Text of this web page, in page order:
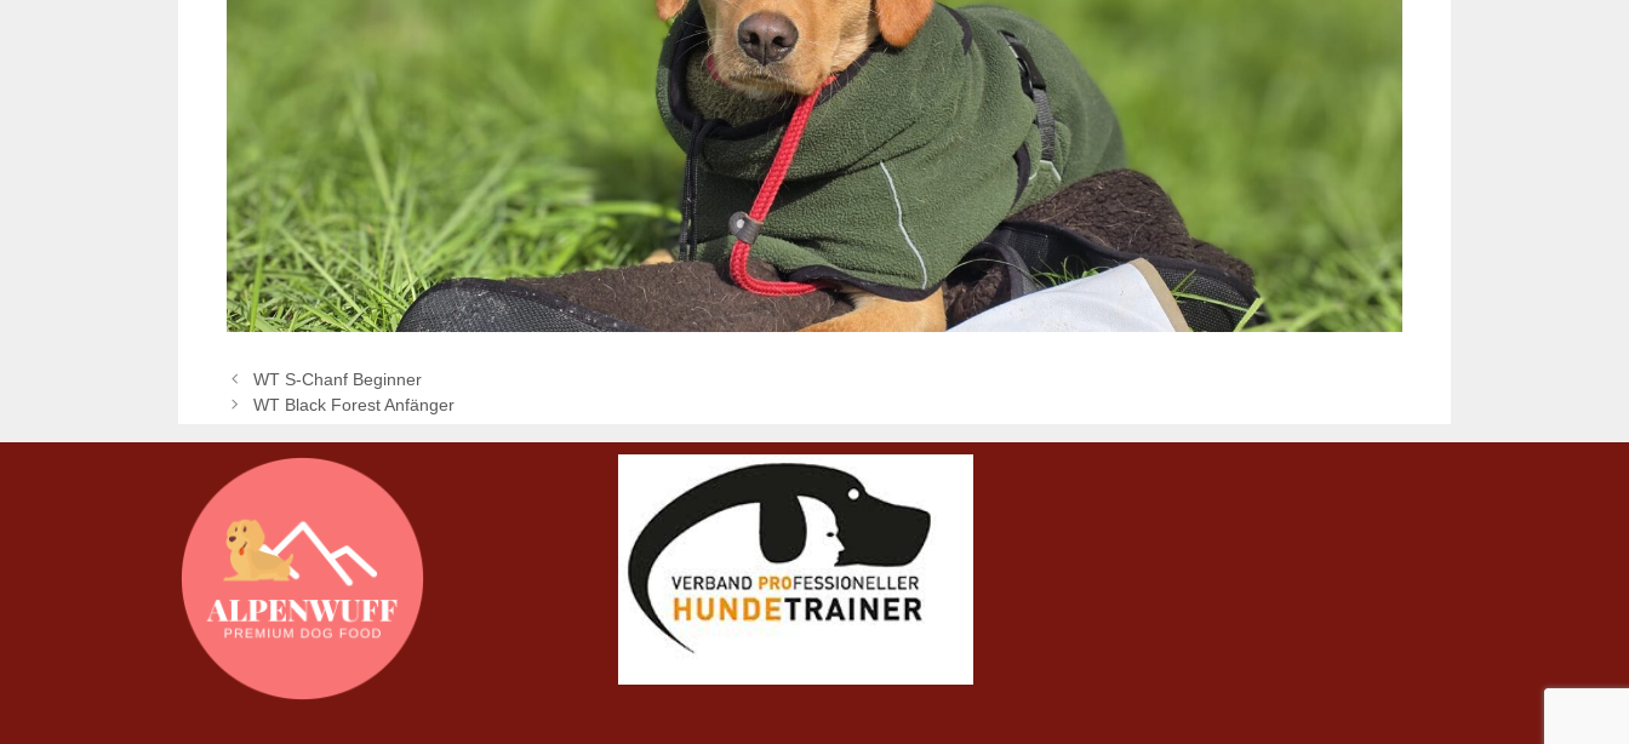
WT S-Chanf Beginner
WT Black Forest Anfänger